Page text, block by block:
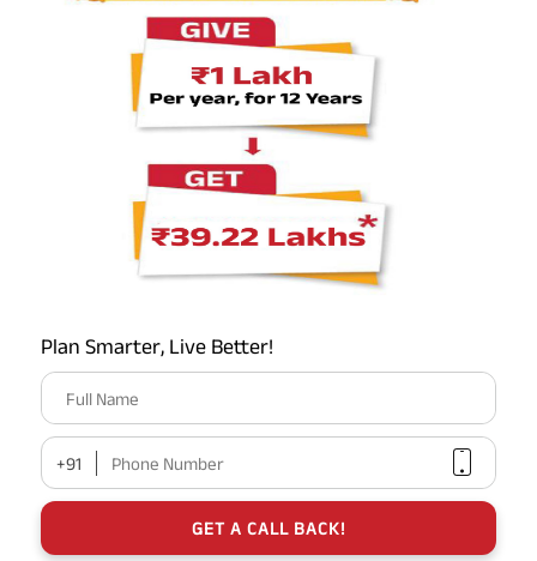
Plan Smarter, Live Better!
Full Name
+91 Phone Number
GET A CALL BACK!
आपको काम से छुट्टी की ज़रूरत है, तो अपने प्रबंधक और अपनी
टीम को पहले से सूचित करें और छुट्टी ले लें। इसे बाद के लिए टालने
से केवल आपके तनाव का स्तर बढ़ेगा। आपकी नौकरी से एक छोटा सा
ब्रेक आपको तरोताजा होकर वापस आने में मदद कर सकता है, जिससे
आपकी उत्पादकता बढ़ेगी और आपको काम में बेहतर प्रदर्शन करने में
नौकरी का तनाव अपरिहार्य हो सकता है, लेकिन सौभाग्य से, ऊपर बताए
कर सकते हैं। एक स्वस्थ कार्य-जीवन संतुलन महत्वपूर्ण है, और इसलिए,
आपको यह सुनिश्चित करना होगा कि आप अपनी नौकरी को अपने ऊपर
हावी न होने दें। बर्नआउट से बचने के लिए ऊपर बताए गए उपाय समय पर
करें।